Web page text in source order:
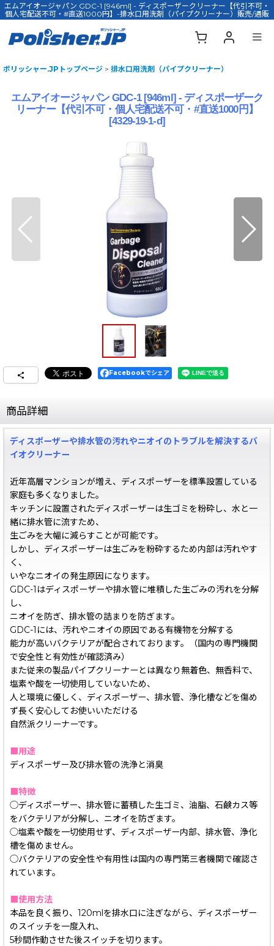
エムアイオージャパン GDC-1 [946ml] - ディスポーザークリーナー【代引不可・
個人宅配送不可・#直送1000円】-排水口用洗剤（パイプクリーナー）販売/通販
ポリッシャー.JPトップページ > 排水口用洗剤（パイプクリーナー）
エムアイオージャパン GDC-1 [946ml] - ディスポーザーク
リーナー【代引不可・個人宅配送不可・#直送1000円】
[4329-19-1-d]
Facebookでシェア
商品詳細
ディスポーザーや排水管の汚れやニオイのトラブルを解決するバ
イオクリーナー
近年高層マンションが増え、ディスポーザーを標準設置している
家庭も多くなりました。
キッチンに設置されたディスポーザーは生ゴミを粉砕し、水と一
緒に排水管に流すため、
生ごみを大幅に減らすことが可能です。
しかし、ディスポーザーは生ごみを粉砕するため内部は汚れやす
く、
いやなニオイの発生原因になります。
GDC-1はディスポーザーや排水管に堆積した生ごみの汚れを分解
し、
ニオイを防ぎ、排水管の詰まりを防ぎます。
GDC-1には、汚れやニオイの原因である有機物を分解する
能力が高いバクテリアが配合されております。（国内の専門機関
で安全性と有効性が確認済み）
また従来の製品パイプクリーナーとは異なり無着色、無香料で、
塩素や酸を一切使用していないため、
人と環境に優しく、ディスポーザー、排水管、浄化槽などを傷め
ず長く安心してお使いいただける
自然派クリーナーです。
■用途
ディスポーザー及び排水管の洗浄と消臭
■特徴
◯ディスポーザー、排水管に蓄積した生ゴミ、油脂、石鹸カス等
をバクテリアが分解し、ニオイを防ぎます。
◯塩素や酸を一切使用せず、ディスポーザー内部、排水管、浄化
槽を傷めません。
◯バクテリアの安全性や有用性は国内の専門第三者機関で確認さ
れています。
■使用方法
本品を良く振り、120mlを排水口に注ぎながら、ディスポーザー
のスイッチを一度入れ、
5秒間作動させた後スイッチを切ります。